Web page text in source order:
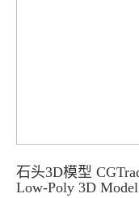
石头3D模型
Low-Poly 3D Model